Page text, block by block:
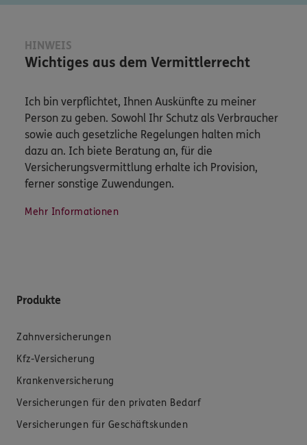
HINWEIS
Wichtiges aus dem Vermittlerrecht
Ich bin verpflichtet, Ihnen Auskünfte zu meiner
Person zu geben. Sowohl Ihr Schutz als Verbraucher
sowie auch gesetzliche Regelungen halten mich
dazu an. Ich biete Beratung an, für die
Versicherungsvermittlung erhalte ich Provision,
ferner sonstige Zuwendungen.
Mehr Informationen
Produkte
Zahnversicherungen
Kfz-Versicherung
Krankenversicherung
Versicherungen für den privaten Bedarf
Versicherungen für Geschäftskunden